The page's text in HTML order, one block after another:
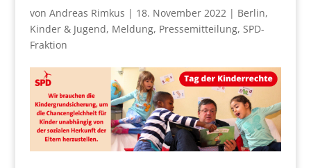
von Andreas Rimkus | 18. November 2022| Berlin,
Kinder & Jugend, Meldung, Pressemitteilung, SPD-
Fraktion